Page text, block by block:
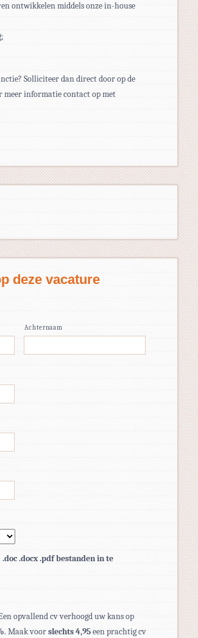
ontwikkelen middels onze in-house
Solliciteer dan direct door op de
meer informatie contact op met
deze vacature
Achternaam
.docx .pdf bestanden in te
pdf,
doc,
opvallend cv verhoogd uw kans op
. Maak voorslechts 4,95een prachtig cv